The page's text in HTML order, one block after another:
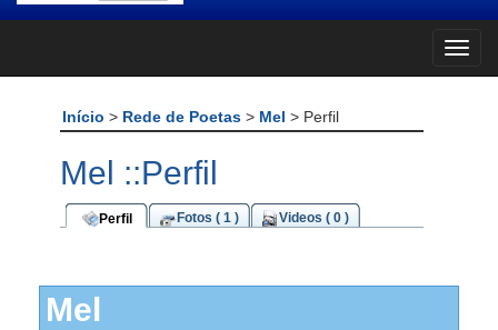
Início > Rede de Poetas > Mel > Perfil
Mel ::Perfil
Perfil Fotos ( 1 ) Videos ( 0 )
Mel